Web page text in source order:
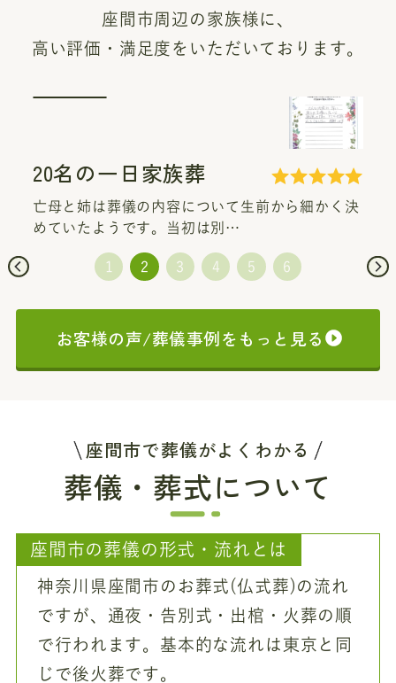
座間市周辺の家族様に、
高い評価・満足度をいただいております。
20名の一日家族葬
亡母と姉は葬儀の内容について生前から細かく決
めていたようです。当初は別…
お客様の声/葬儀事例をもっと見る
座間市で葬儀がよくわかる
葬儀・葬式について
座間市の葬儀の形式・流れとは
神奈川県座間市のお葬式(仏式葬)の流れ
ですが、通夜・告別式・出棺・火葬の順
で行われます。基本的な流れは東京と同
じで後火葬です。